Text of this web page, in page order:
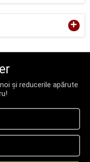
+
și reducerile apărute